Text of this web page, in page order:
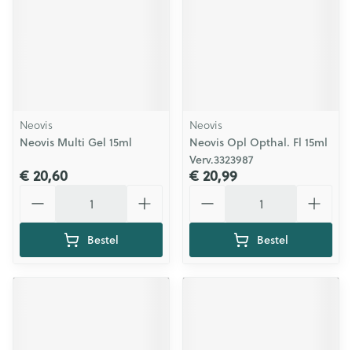
Neovis
Neovis Multi Gel 15ml
€ 20,60
Bestel
Neovis
Neovis Opl Opthal. Fl 15ml
Verv.3323987
€ 20,99
Bestel